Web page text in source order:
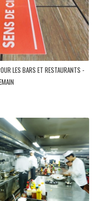
LES BARS ET RESTAURANTS -